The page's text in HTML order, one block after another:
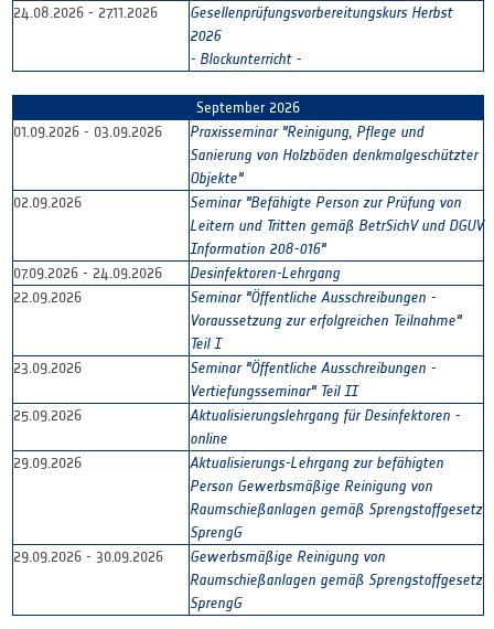
24.08.2026 - 27.11.2026
Gesellenprüfungsvorbereitungskurs Herbst
2026
- Blockunterricht -
September 2026
01.09.2026 - 03.09.2026
Praxisseminar "Reinigung, Pflege und
Sanierung von Holzböden denkmalgeschützter
Objekte"
02.09.2026
Seminar "Befähigte Person zur Prüfung von
Leitern und Tritten gemäß BetrSichV und DGUV
Information 208-016"
07.09.2026 - 24.09.2026
Desinfektoren-Lehrgang
22.09.2026
Seminar "Öffentliche Ausschreibungen -
Voraussetzung zur erfolgreichen Teilnahme"
Teil I
23.09.2026
Seminar "Öffentliche Ausschreibungen -
Vertiefungsseminar" Teil II
25.09.2026
Aktualisierungslehrgang für Desinfektoren -
online
29.09.2026
Aktualisierungs-Lehrgang zur befähigten
Person Gewerbsmäßige Reinigung von
Raumschießanlagen gemäß Sprengstoffgesetz
SprengG
29.09.2026 - 30.09.2026
Gewerbsmäßige Reinigung von
Raumschießanlagen gemäß Sprengstoffgesetz
SprengG